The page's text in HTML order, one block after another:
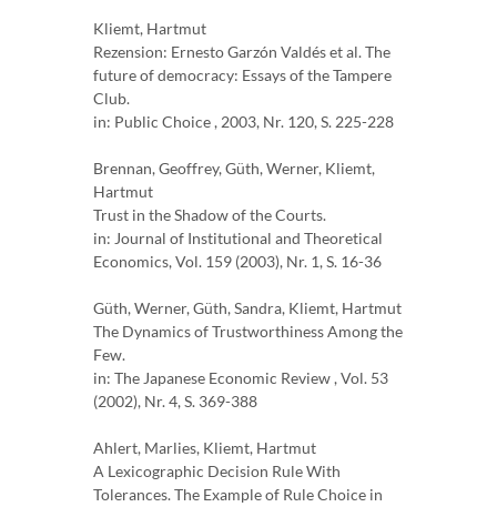
Kliemt, Hartmut
Rezension: Ernesto Garzón Valdés et al. The
future of democracy: Essays of the Tampere
Club.
in: Public Choice , 2003, Nr. 120, S. 225-228
Brennan, Geoffrey, Güth, Werner, Kliemt,
Hartmut
Trust in the Shadow of the Courts.
in: Journal of Institutional and Theoretical
Economics, Vol. 159 (2003), Nr. 1, S. 16-36
Güth, Werner, Güth, Sandra, Kliemt, Hartmut
The Dynamics of Trustworthiness Among the
Few.
in: The Japanese Economic Review , Vol. 53
(2002), Nr. 4, S. 369-388
Ahlert, Marlies, Kliemt, Hartmut
A Lexicographic Decision Rule With
Tolerances. The Example of Rule Choice in